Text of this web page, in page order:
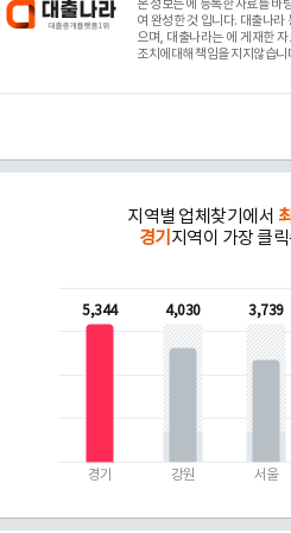
본 정보는에 등록한 자료를 바
여 완성한 것 입니다. 대출나라
으며, 대출나라는 에 게재한
조치에대해 책임을 지지않습니
지역별 업체찾기에서
경기 지역이 가장 클
5,344
경기
4,030
강원
3,739
서울